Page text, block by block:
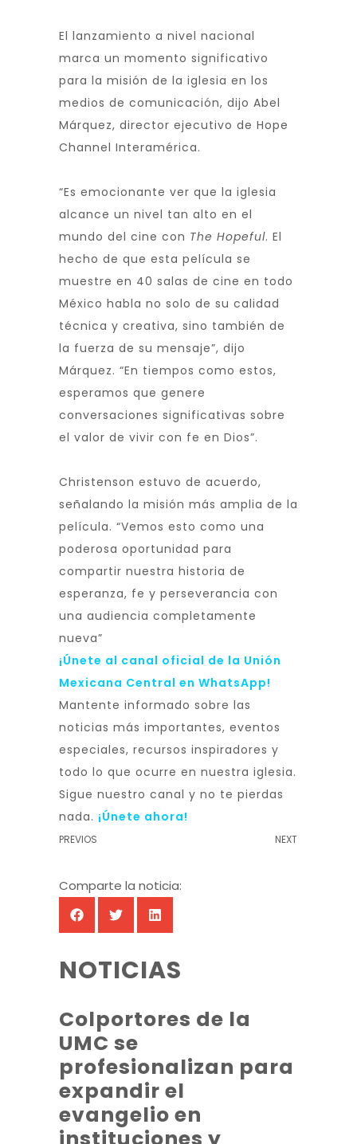
El lanzamiento a nivel nacional
marca un momento significativo
para la misión de la iglesia en los
medios de comunicación, dijo Abel
Márquez, director ejecutivo de Hope
Channel Interamérica.
“Es emocionante ver que la iglesia
alcance un nivel tan alto en el
mundo del cine con The Hopeful. El
hecho de que esta película se
muestre en 40 salas de cine en todo
México habla no solo de su calidad
técnica y creativa, sino también de
la fuerza de su mensaje”, dijo
Márquez. “En tiempos como estos,
esperamos que genere
conversaciones significativas sobre
el valor de vivir con fe en Dios”.
Christenson estuvo de acuerdo,
señalando la misión más amplia de la
película. “Vemos esto como una
poderosa oportunidad para
compartir nuestra historia de
esperanza, fe y perseverancia con
una audiencia completamente
nueva”
¡Únete al canal oficial de la Unión
Mexicana Central en WhatsApp!
Mantente informado sobre las
noticias más importantes, eventos
especiales, recursos inspiradores y
todo lo que ocurre en nuestra iglesia.
Sigue nuestro canal y no te pierdas
nada. ¡Únete ahora!
PREVIOS NEXT
Comparte la noticia:
NOTICIAS
Colportores de la
UMC se
profesionalizan para
expandir el
evangelio en